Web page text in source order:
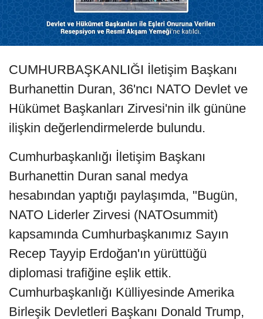
CUMHURBAŞKANLIĞI İletişim Başkanı
Burhanettin Duran, 36'ncı⁠ ⁠NATO Devlet ve
Hükümet Başkanları Zirvesi'nin ilk gününe
ilişkin değerlendirmelerde bulundu.
Cumhurbaşkanlığı İletişim Başkanı
Burhanettin Duran sanal medya
hesabından yaptığı paylaşımda, "Bugün,
NATO Liderler Zirvesi (NATOsummit)
kapsamında Cumhurbaşkanımız Sayın
Recep Tayyip Erdoğan'ın yürüttüğü
diplomasi trafiğine eşlik ettik.
Cumhurbaşkanlığı Külliyesinde Amerika
Birleşik Devletleri Başkanı Donald Trump,